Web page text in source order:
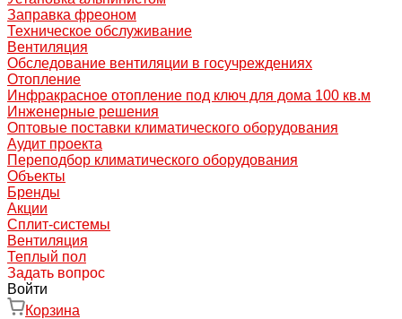
Заправка фреоном
Техническое обслуживание
Вентиляция
Обследование вентиляции в госучреждениях
Отопление
Инфракрасное отопление под ключ для дома 100 кв.м
Инженерные решения
Оптовые поставки климатического оборудования
Аудит проекта
Переподбор климатического оборудования
Объекты
Бренды
Акции
Сплит-системы
Вентиляция
Теплый пол
Задать вопрос
Войти
Корзина